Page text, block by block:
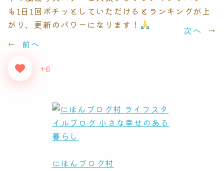
も1日1回ポチッとしていただけるとランキングが上
がり、更新のパワーになります！
次へ
→
←
前へ
+6
にほんブログ村